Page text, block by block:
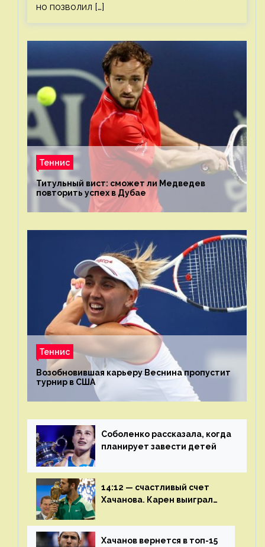
но позволил […]
Теннис
Титульный вист: сможет ли Медведев
повторить успех в Дубае
Теннис
Возобновившая карьеру Веснина пропустит
турнир в США
Соболенко рассказала, когда
планирует завести детей
14:12 — счастливый счет
Хачанова. Карен выиграл
Хачанов вернется в топ-15